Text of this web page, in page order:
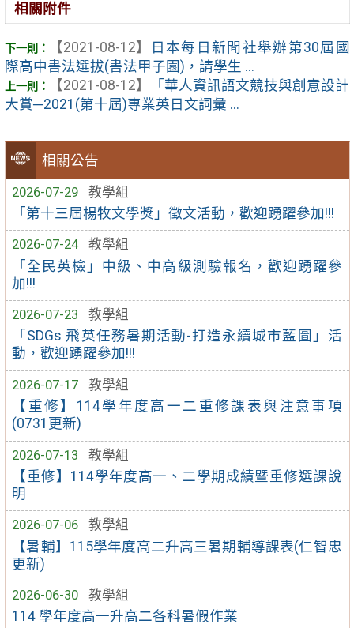
相關公告
2026-07-29
教學組
「第十三屆楊牧文學獎」徵文活動，歡迎踴躍參加!!!
2026-07-24
教學組
「全民英檢」中級、中高級測驗報名，歡迎踴躍參
加!!!
2026-07-23
教學組
「SDGs 飛英任務暑期活動-打造永續城市藍圖」活
動，歡迎踴躍參加!!!
2026-07-17
教學組
【重修】114學年度高一二重修課表與注意事項
(0731更新)
2026-07-13
教學組
【重修】114學年度高一、二學期成績暨重修選課說
明
2026-07-06
教學組
【暑輔】115學年度高二升高三暑期輔導課表(仁智忠
更新)
2026-06-30
教學組
114 學年度高一升高二各科暑假作業
相關附件
【2021-08-12】
日本每日新聞社舉辦第30屆國
際高中書法選拔(書法甲子園)，請學生 ...
【2021-08-12】
「華人資訊語文競技與創意設計
大賞─2021(第十屆)專業英日文詞彙 ...